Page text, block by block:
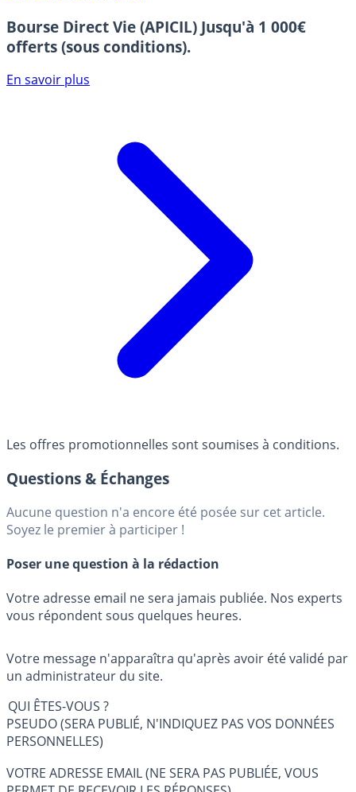
Bourse Direct Vie (APICIL) Jusqu'à 1 000€
offerts (sous conditions).
En savoir plus
Les offres promotionnelles sont soumises à conditions.
Questions & Échanges
Aucune question n'a encore été posée sur cet article.
Soyez le premier à participer !
Poser une question à la rédaction
Votre adresse email ne sera jamais publiée. Nos experts
vous répondent sous quelques heures.
Votre message n'apparaîtra qu'après avoir été validé par
un administrateur du site.
QUI ÊTES-VOUS ?
PSEUDO (SERA PUBLIÉ, N'INDIQUEZ PAS VOS DONNÉES
PERSONNELLES)
VOTRE ADRESSE EMAIL (NE SERA PAS PUBLIÉE, VOUS